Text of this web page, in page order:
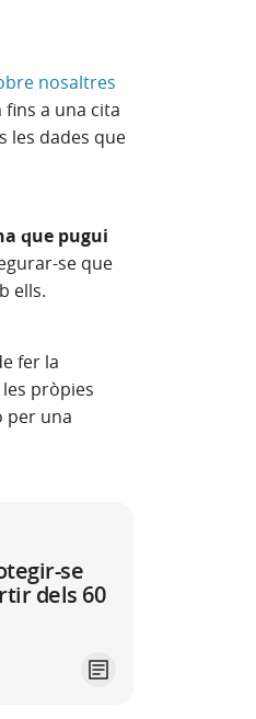
nosaltres
a una cita
les dades que
que pugui
se que
ells.
fer la
pròpies
per una
se
dels 60